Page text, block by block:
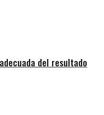
del resultado